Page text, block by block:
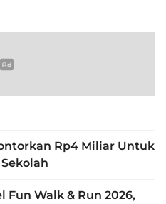
Rp4 Miliar Untuk
Sekolah
Fun Walk & Run 2026,